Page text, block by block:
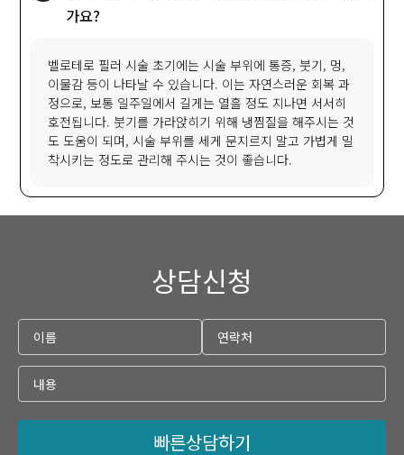
가요?
벨로테로 필러 시술 초기에는 시술 부위에 통증, 붓기, 멍,
이물감 등이 나타날 수 있습니다. 이는 자연스러운 회복 과
정으로, 보통 일주일에서 길게는 열흘 정도 지나면 서서히
호전됩니다. 붓기를 가라앉히기 위해 냉찜질을 해주시는 것
도 도움이 되며, 시술 부위를 세게 문지르지 말고 가볍게 밀
착시키는 정도로 관리해 주시는 것이 좋습니다.
상담신청
빠른상담하기